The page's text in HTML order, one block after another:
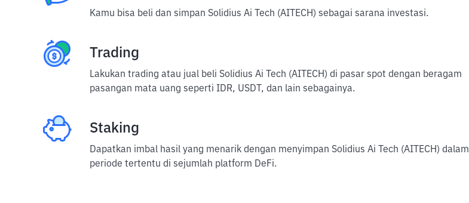
Kamu bisa beli dan simpan Solidius Ai Tech (AITECH) sebagai sarana investasi.
Trading
Lakukan trading atau jual beli Solidius Ai Tech (AITECH) di pasar spot dengan beragam
pasangan mata uang seperti IDR, USDT, dan lain sebagainya.
Staking
Dapatkan imbal hasil yang menarik dengan menyimpan Solidius Ai Tech (AITECH) dalam
periode tertentu di sejumlah platform DeFi.